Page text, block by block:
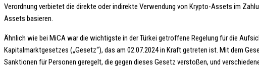
Verordnung verbietet die direkte oder indirekte Verwendung von Krypto-Assets im
Assets basieren.
Ähnlich wie bei MiCA war die wichtigste in der Türkei getroffene Regelung für die
Kapitalmarktgesetzes („Gesetz“), das am 02.07.2024 in Kraft getreten ist. Mit dem
Sanktionen für Personen geregelt, die gegen dieses Gesetz verstoßen, und